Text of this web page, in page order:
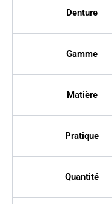
Denture
Gamme
Matière
Pratique
Quantité